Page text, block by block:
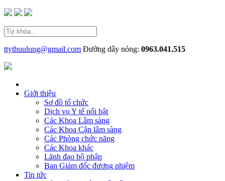
ttythuulung@gmail.com Đường dây nóng: 0963.041.515
Giới thiệu
Sơ đồ tổ chức
Dịch vụ Y tế nổi bật
Các Khoa Lâm sàng
Các Khoa Cận lâm sàng
Các Phòng chức năng
Các Khoa khác
Lãnh đạo bộ phận
Ban Giám đốc đương nhiệm
Tin tức